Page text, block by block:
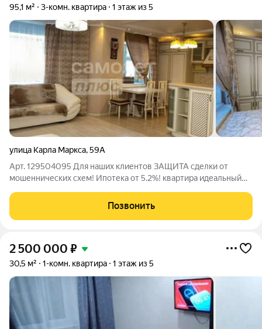
95,1 м² 3-комн. квартира 1 этаж из 5
улица Карла Маркса,59А
Арт. 129504095 Для наших клиентов ЗАЩИТА сделки от
мошеннических схем! Ипотека от 5.2%! квартира идеальный
Яркая 3-комн. кв. с огромной кухней-гостиной, 2 спальни,
ремонт и вся техника! 1-й
Позвонить
2 500 000 ₽
30,5 м² 1-комн. квартира 1 этаж из 5